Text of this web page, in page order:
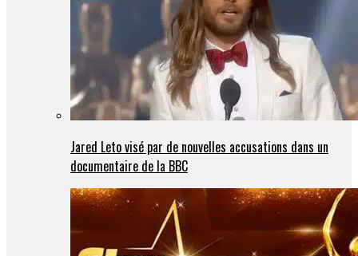
Jared Leto visé par de nouvelles accusations dans un
documentaire de la BBC